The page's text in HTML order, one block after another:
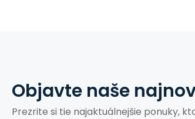
Objavte naše
Prezrite si tie najaktuálnejšie ponuky,